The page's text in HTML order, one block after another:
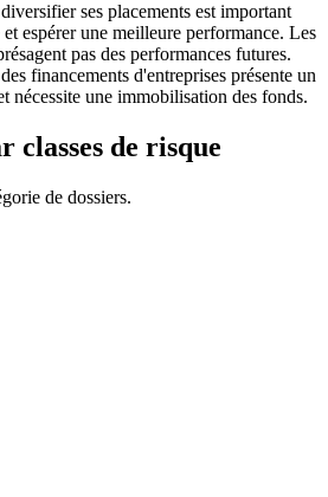
ses placements est important
espérer une meilleure performance. Les
pas des performances futures.
financements d'entreprises présente un
nécessite une immobilisation des fonds.
classes de risque
de dossiers.